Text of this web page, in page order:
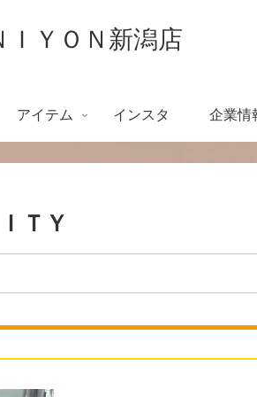
ＩＹＯＮ新潟店
アイテム インスタ 企業情
ＴＹ